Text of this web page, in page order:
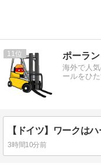
11 ポーラ
海外で人
ールをひ
3時間10分前